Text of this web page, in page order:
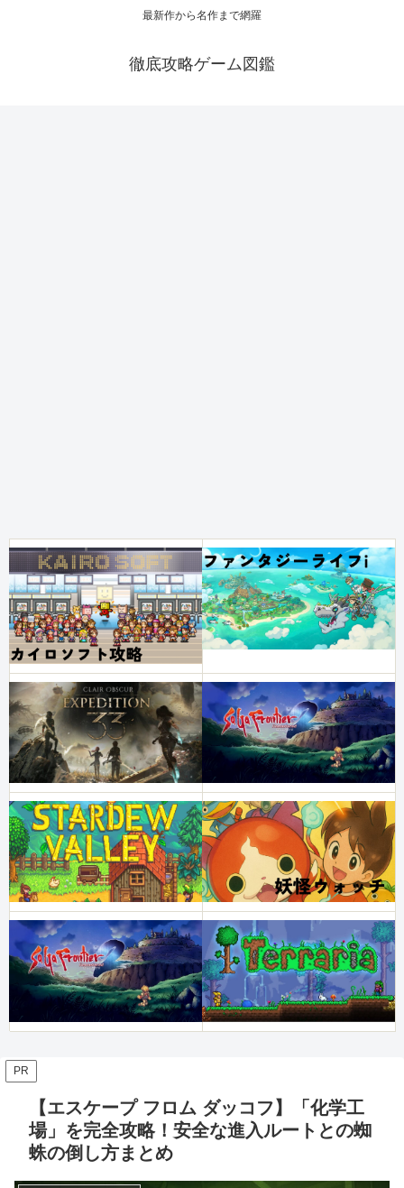
最新作から名作まで網羅
徹底攻略ゲーム図鑑
PR
【エスケープ フロム ダッコフ】「化学工
場」を完全攻略！安全な進入ルートとの蜘
蛛の倒し方まとめ